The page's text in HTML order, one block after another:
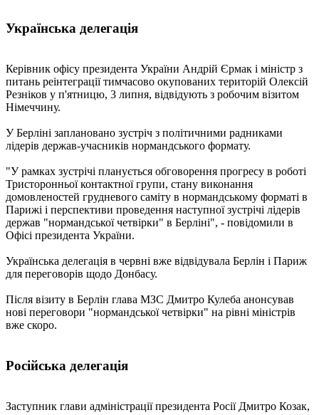
Українська делегація
Керівник офісу президента України Андрій Єрмак і міністр з
питань реінтеграції тимчасово окупованих територій Олексій
Резніков у п'ятницю, 3 липня, відвідують з робочим візитом
Німеччину.
У Берліні заплановано зустріч з політичними радниками
лідерів держав-учасників нормандського формату.
"У рамках зустрічі планується обговорення прогресу в роботі
Тристоронньої контактної групи, стану виконання
домовленостей грудневого саміту в нормандському форматі в
Парижі і перспективи проведення наступної зустрічі лідерів
держав "нормандської четвірки" в Берліні", - повідомили в
Офісі президента України.
Українська делегація в червні вже відвідувала Берлін і Париж
для переговорів щодо Донбасу.
Після візиту в Берлін глава МЗС Дмитро Кулеба анонсував
нові переговори "нормандської четвірки" на рівні міністрів
вже скоро.
Російська делегація
Заступник глави адміністрації президента Росії Дмитро Козак,